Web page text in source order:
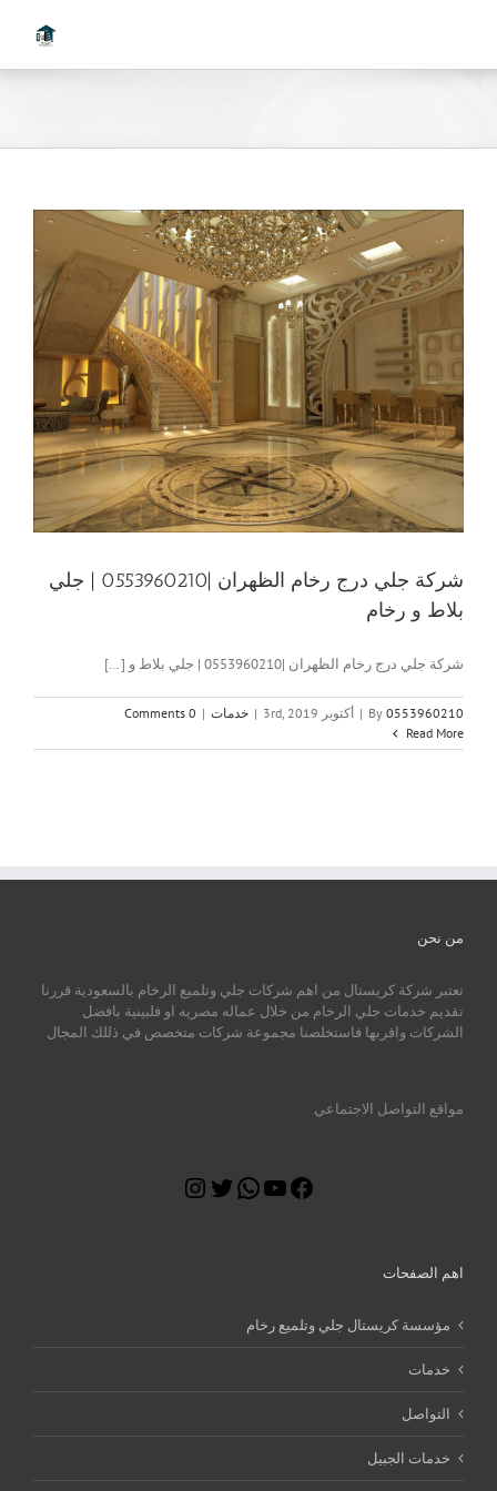
شركة جلي درج رخام الظهران |0553960210 | جلي
بلاط و رخام
شركة جلي درج رخام الظهران |0553960210 | جلي بلاط و [...]
By 0553960210
| أكتوبر 3rd, 2019 | خدمات |
0 Comments
Read More
من نحن
تعتبر شركة كريستال من اهم شركات جلي وتلميع الرخام بالسعودية قررنا
تقديم خدمات جلي الرخام من خلال عماله مصريه او فلبينية بافضل
الشركات واقربها فاستخلصنا مجموعة شركات متخصص في ذللك المجال
مواقع التواصل الاجتماعي
Facebook
YouTube
WhatsApp
Twitter
اهم الصفحات
مؤسسة كريستال جلي وتلميع رخام
خدمات
التواصل
خدمات الجبيل